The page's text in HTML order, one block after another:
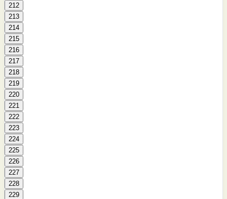
212
213
214
215
216
217
218
219
220
221
222
223
224
225
226
227
228
229